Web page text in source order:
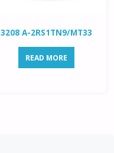
3208 A-2RS1TN9/MT33
READ MORE